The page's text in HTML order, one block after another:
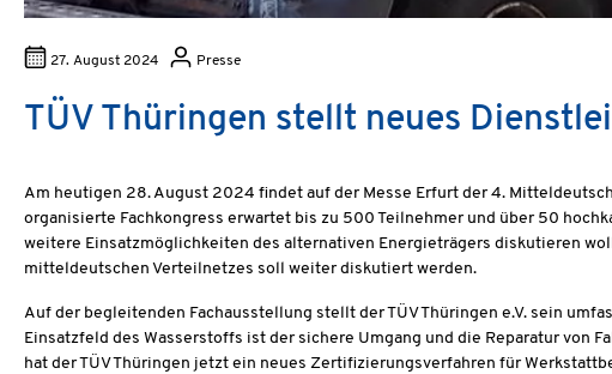
27. August 2024 Presse
TÜV Thüringen stellt neues
Am heutigen 28. August 2024 findet auf der Messe Erfurt der 4.
organisierte Fachkongress erwartet bis zu 500 Teilnehmer und über 50
weitere Einsatzmöglichkeiten des alternativen Energieträgers diskutieren
mitteldeutschen Verteilnetzes soll weiter diskutiert werden.
Auf der begleitenden Fachausstellung stellt der TÜV Thüringen e.V. sein
Einsatzfeld des Wasserstoffs ist der sichere Umgang und die Reparatur
hat der TÜV Thüringen jetzt ein neues Zertifizierungsverfahren für